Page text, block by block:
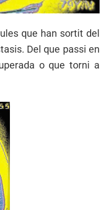
que han sortit del
Del que passi en
o que torni a